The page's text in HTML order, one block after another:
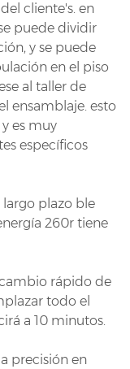
cliente's. en
puede dividir
y se puede
en el piso
al taller de
ensamblaje. esto
es muy
específicos
largo plazo ble
260r tiene
rápido de
todo el
a 10 minutos.
precisión en